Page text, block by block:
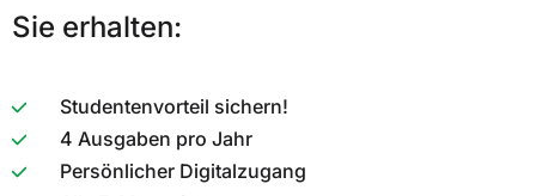
Sie erhalten:
Studentenvorteil sichern!
4 Ausgaben pro Jahr
Persönlicher Digitalzugang